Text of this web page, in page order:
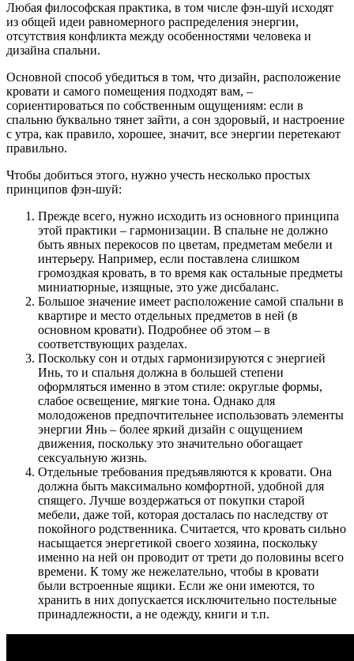
Любая философская практика, в том числе фэн-шуй исходят
из общей идеи равномерного распределения энергии,
отсутствия конфликта между особенностями человека и
дизайна спальни.
Основной способ убедиться в том, что дизайн, расположение
кровати и самого помещения подходят вам, –
сориентироваться по собственным ощущениям: если в
спальню буквально тянет зайти, а сон здоровый, и настроение
с утра, как правило, хорошее, значит, все энергии перетекают
правильно.
Чтобы добиться этого, нужно учесть несколько простых
принципов фэн-шуй:
Прежде всего, нужно исходить из основного принципа
этой практики – гармонизации. В спальне не должно
быть явных перекосов по цветам, предметам мебели и
интерьеру. Например, если поставлена слишком
громоздкая кровать, в то время как остальные предметы
миниатюрные, изящные, это уже дисбаланс.
Большое значение имеет расположение самой спальни в
квартире и место отдельных предметов в ней (в
основном кровати). Подробнее об этом – в
соответствующих разделах.
Поскольку сон и отдых гармонизируются с энергией
Инь, то и спальня должна в большей степени
оформляться именно в этом стиле: округлые формы,
слабое освещение, мягкие тона. Однако для
молодоженов предпочтительнее использовать элементы
энергии Янь – более яркий дизайн с ощущением
движения, поскольку это значительно обогащает
сексуальную жизнь.
Отдельные требования предъявляются к кровати. Она
должна быть максимально комфортной, удобной для
спящего. Лучше воздержаться от покупки старой
мебели, даже той, которая досталась по наследству от
покойного родственника. Считается, что кровать сильно
насыщается энергетикой своего хозяина, поскольку
именно на ней он проводит от трети до половины всего
времени. К тому же нежелательно, чтобы в кровати
были встроенные ящики. Если же они имеются, то
хранить в них допускается исключительно постельные
принадлежности, а не одежду, книги и т.п.